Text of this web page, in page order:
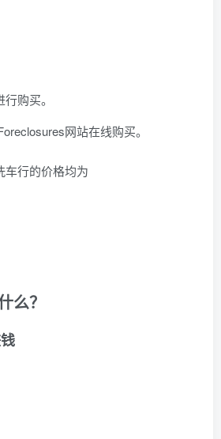
购买。
网站在线购买。
车行的价格均为
么？